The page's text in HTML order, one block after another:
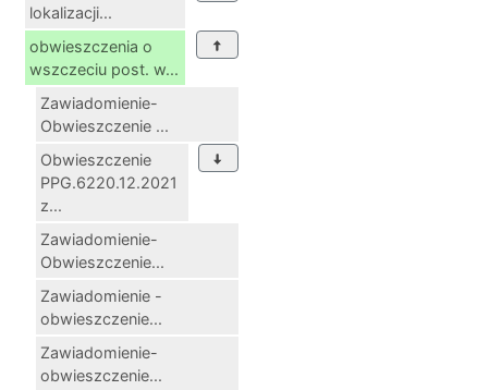
lokalizacji...
obwieszczenia o
wszczeciu post. w...
Zawiadomienie-
Obwieszczenie ...
Obwieszczenie
PPG.6220.12.2021
z...
Zawiadomienie-
Obwieszczenie...
Zawiadomienie -
obwieszczenie...
Zawiadomienie-
obwieszczenie...